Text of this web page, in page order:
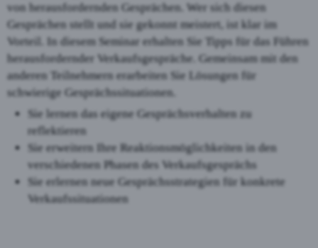
von herausfordernden Gesprächen. Wer sich diesen
Gesprächen stellt und sie gekonnt meistert, ist klar im
Vorteil. In diesem Seminar erhalten Sie Tipps für das Führen
herausfordernder Verkaufsgespräche. Gemeinsam mit den
anderen Teilnehmern erarbeiten Sie Lösungen für
schwierige Gesprächssituationen.
Sie lernen das eigene Gesprächsverhalten zu
reflektieren
Sie erweitern Ihre Reaktionsmöglichkeiten in den
verschiedenen Phasen des Verkaufsgesprächs
Sie erlernen neue Gesprächsstrategien für konkrete
Verkaufssituationen